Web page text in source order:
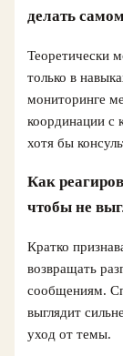
делать
Теоретически
только в
мониторинге
координации с
хотя бы
Как
чтобы не
Кратко
возвращать
сообщениям.
выглядит
уход от темы.